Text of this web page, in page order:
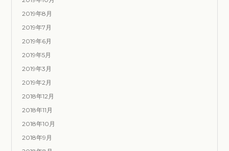
2019年8月
2019年7月
2019年6月
2019年5月
2019年3月
2019年2月
2018年12月
2018年11月
2018年10月
2018年9月